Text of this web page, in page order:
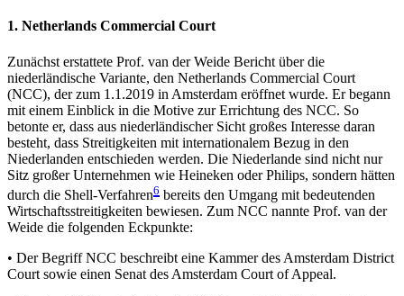
1. Netherlands Commercial Court
Zunächst erstattete Prof. van der Weide Bericht über die
niederländische Variante, den Netherlands Commercial Court
(NCC), der zum 1.1.2019 in Amsterdam eröffnet wurde. Er begann
mit einem Einblick in die Motive zur Errichtung des NCC. So
betonte er, dass aus niederländischer Sicht großes Interesse daran
besteht, dass Streitigkeiten mit internationalem Bezug in den
Niederlanden entschieden werden. Die Niederlande sind nicht nur
Sitz großer Unternehmen wie Heineken oder Philips, sondern hätten
durch die Shell-Verfahren6 bereits den Umgang mit bedeutenden
Wirtschaftsstreitigkeiten bewiesen. Zum NCC nannte Prof. van der
Weide die folgenden Eckpunkte:
• Der Begriff NCC beschreibt eine Kammer des Amsterdam District
Court sowie einen Senat des Amsterdam Court of Appeal.